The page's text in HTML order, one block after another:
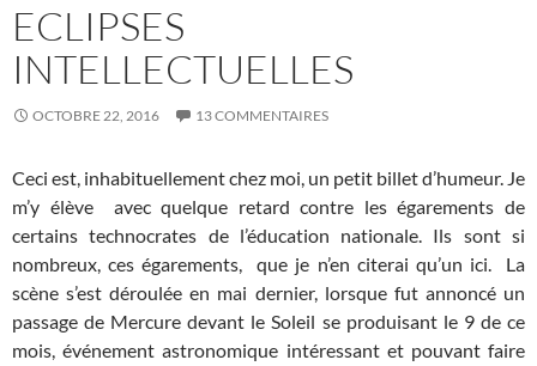
ECLIPSES
INTELLECTUELLES
OCTOBRE 22, 2016 13 COMMENTAIRES
Ceci est, inhabituellement chez moi, un petit billet d’humeur. Je
m’y élève avec quelque retard contre les égarements de
certains technocrates de l’éducation nationale. Ils sont si
nombreux, ces égarements, que je n’en citerai qu’un ici. La
scène s’est déroulée en mai dernier, lorsque fut annoncé un
passage de Mercure devant le Soleil se produisant le 9 de ce
mois, événement astronomique intéressant et pouvant faire